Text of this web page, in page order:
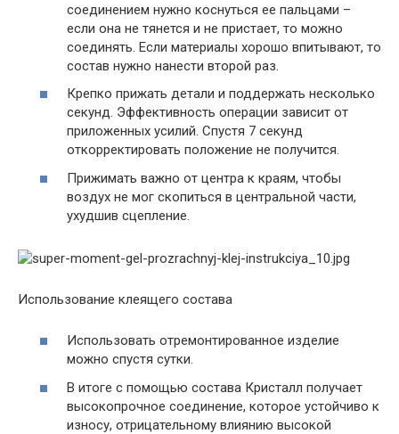
соединением нужно коснуться ее пальцами –
если она не тянется и не пристает, то можно
соединять. Если материалы хорошо впитывают, то
состав нужно нанести второй раз.
Крепко прижать детали и поддержать несколько
секунд. Эффективность операции зависит от
приложенных усилий. Спустя 7 секунд
откорректировать положение не получится.
Прижимать важно от центра к краям, чтобы
воздух не мог скопиться в центральной части,
ухудшив сцепление.
Использование клеящего состава
Использовать отремонтированное изделие
можно спустя сутки.
В итоге с помощью состава Кристалл получает
высокопрочное соединение, которое устойчиво к
износу, отрицательному влиянию высокой